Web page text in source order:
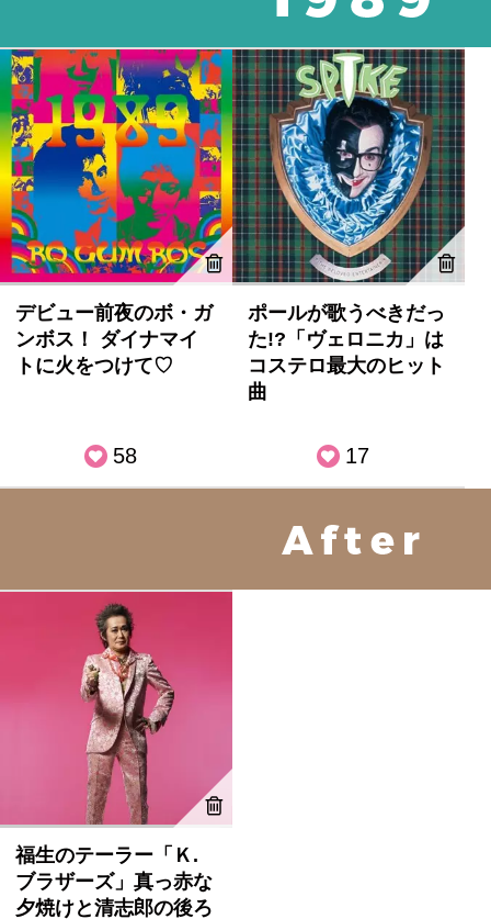
デビュー前夜のボ・ガ
ンボス！ ダイナマイ
トに火をつけて♡
58
ポールが歌うべきだっ
た!?「ヴェロニカ」は
コステロ最大のヒット
曲
17
福生のテーラー「Ｋ.
ブラザーズ」真っ赤な
夕焼けと清志郎の後ろ